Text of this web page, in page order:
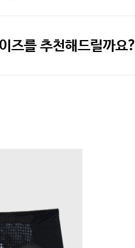
5만원 이
즈를 추천해드릴까요?